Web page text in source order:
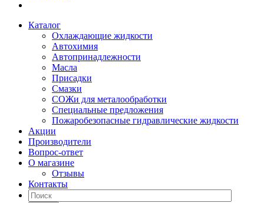
Каталог
Охлаждающие жидкости
Автохимия
Автопринадлежности
Масла
Присадки
Смазки
СОЖи для металообработки
Специальные предложения
Пожаробезопасные гидравлические жидкости
Акции
Производители
Вопрос-ответ
О магазине
Отзывы
Контакты